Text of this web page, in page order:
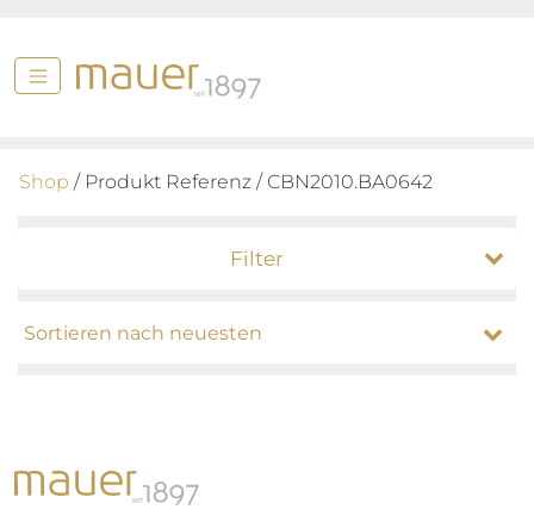
Shop / Produkt Referenz / CBN2010.BA0642
Filter